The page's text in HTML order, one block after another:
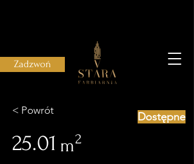
Zadzwoń
< Powrót
25.01 m
Dostępne
2